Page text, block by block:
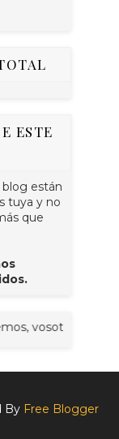
ESTE
están
tuya y no
que
corréis,
By Free Blogger